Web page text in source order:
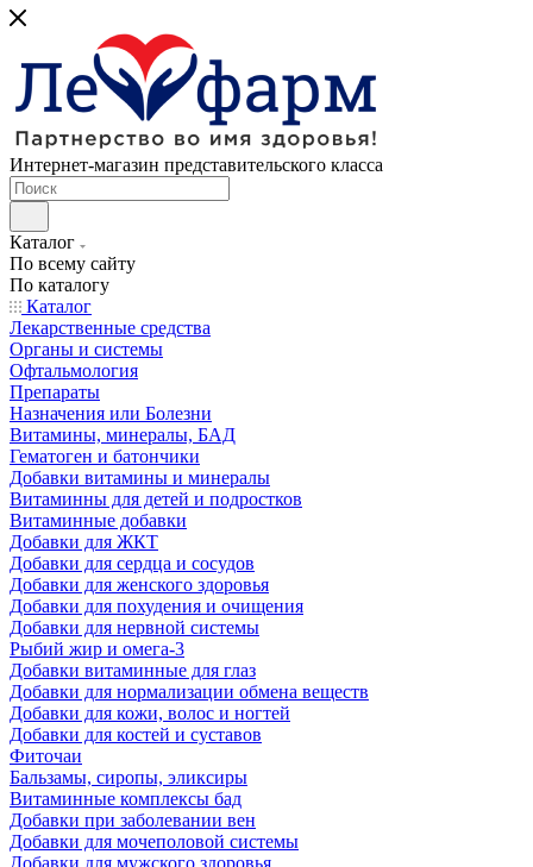
Интернет-магазин представительского класса
Каталог
По всему сайту
По каталогу
Каталог
Лекарственные средства
Органы и системы
Офтальмология
Препараты
Назначения или Болезни
Витамины, минералы, БАД
Гематоген и батончики
Добавки витамины и минералы
Витаминны для детей и подростков
Витаминные добавки
Добавки для ЖКТ
Добавки для сердца и сосудов
Добавки для женского здоровья
Добавки для похудения и очищения
Добавки для нервной системы
Рыбий жир и омега-3
Добавки витаминные для глаз
Добавки для нормализации обмена веществ
Добавки для кожи, волос и ногтей
Добавки для костей и суставов
Фиточаи
Бальзамы, сиропы, эликсиры
Витаминные комплексы бад
Добавки при заболевании вен
Добавки для мочеполовой системы
Добавки для мужского здоровья